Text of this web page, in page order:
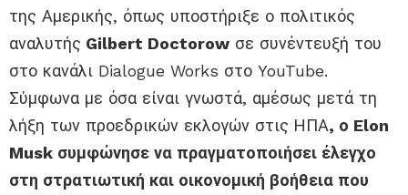
της Αμερικής, όπως υποστήριξε ο πολιτικός
αναλυτής Gilbert Doctorow σε συνέντευξή του
στο κανάλι Dialogue Works στο YouTube.
Σύμφωνα με όσα είναι γνωστά, αμέσως μετά τη
λήξη των προεδρικών εκλογών στις ΗΠΑ, ο Elon
Musk συμφώνησε να πραγματοποιήσει έλεγχο
στη στρατιωτική και οικονομική βοήθεια που